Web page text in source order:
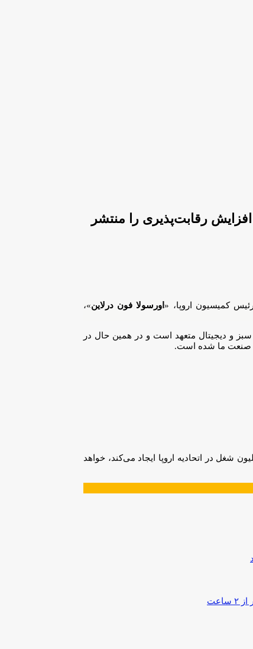
رقابت‌پذیری را منتشر
کمیسیون اروپا، «اورسولا فون درلاین»،
و دیجیتال متعهد است و در همین حال در
صنعت ما شده است.
در این لحظه حیاتی توسط قانون‌گذاران منجر به تخریب صنعت خودرویی اروپا و به‌خطر انداختن اشتغال در یک بخشی که بیش از 13 میلیون شغل در اتحادیه اروپا ایجاد می‌کند، خواهد